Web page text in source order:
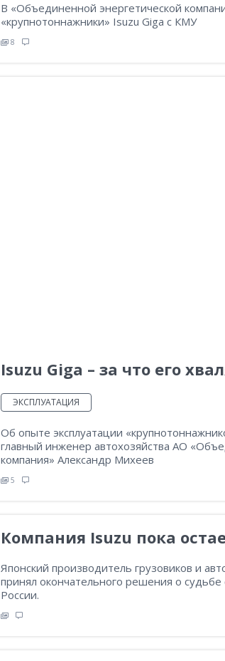
В «Объединенной энергетической
«крупнотоннажники» Isuzu Giga с КМУ
8
Isuzu Giga – за что его
ЭКСПЛУАТАЦИЯ
Об опыте эксплуатации
главный инженер автохозяйства АО
компания» Александр Михеев
5
Компания Isuzu пока
Японский производитель грузовиков и
принял окончательного решения о судьбе
России.